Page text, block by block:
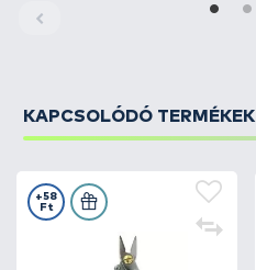
KAPCSOLÓDÓ TERMÉKEK
+58
Ft